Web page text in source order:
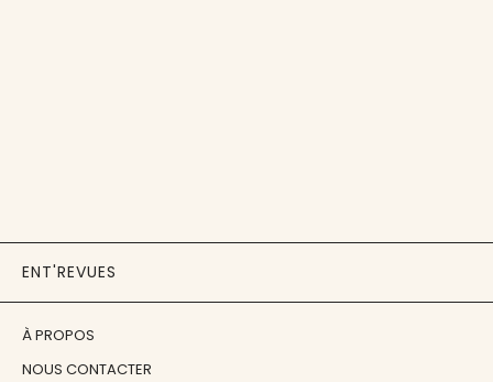
ENT'REVUES
À PROPOS
NOUS CONTACTER